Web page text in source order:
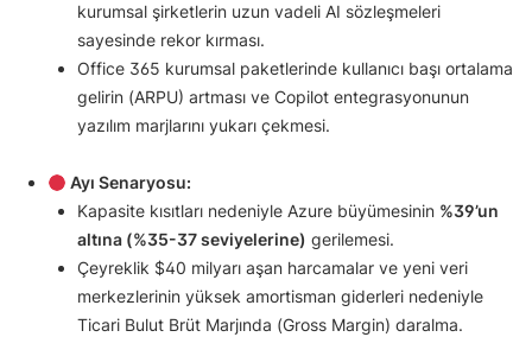
kurumsal şirketlerin uzun vadeli AI sözleşmeleri
sayesinde rekor kırması.
Office 365 kurumsal paketlerinde kullanıcı başı ortalama
gelirin (ARPU) artması ve Copilot entegrasyonunun
yazılım marjlarını yukarı çekmesi.
Ayı Senaryosu:
Kapasite kısıtları nedeniyle Azure büyümesinin %39’un
altına (%35-37 seviyelerine) gerilemesi.
Çeyreklik $40 milyarı aşan harcamalar ve yeni veri
merkezlerinin yüksek amortisman giderleri nedeniyle
Ticari Bulut Brüt Marjında (Gross Margin) daralma.